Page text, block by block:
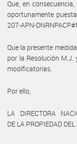
Que, en
oportunamente
207-APN-
Que la presente
por la Resolución M.J.
modificatorias.
Por ello,
LA DIRECTORA
DE LA PROPIEDAD